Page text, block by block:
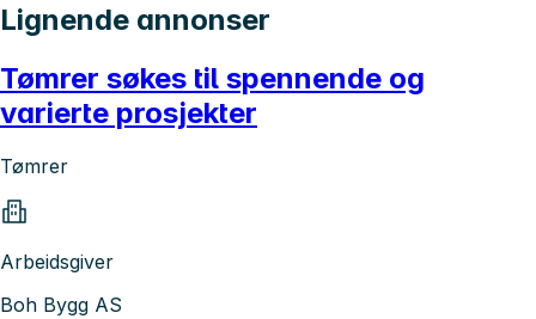
Lignende annonser
Tømrer søkes til spennende og
varierte prosjekter
Tømrer
Arbeidsgiver
Boh Bygg AS